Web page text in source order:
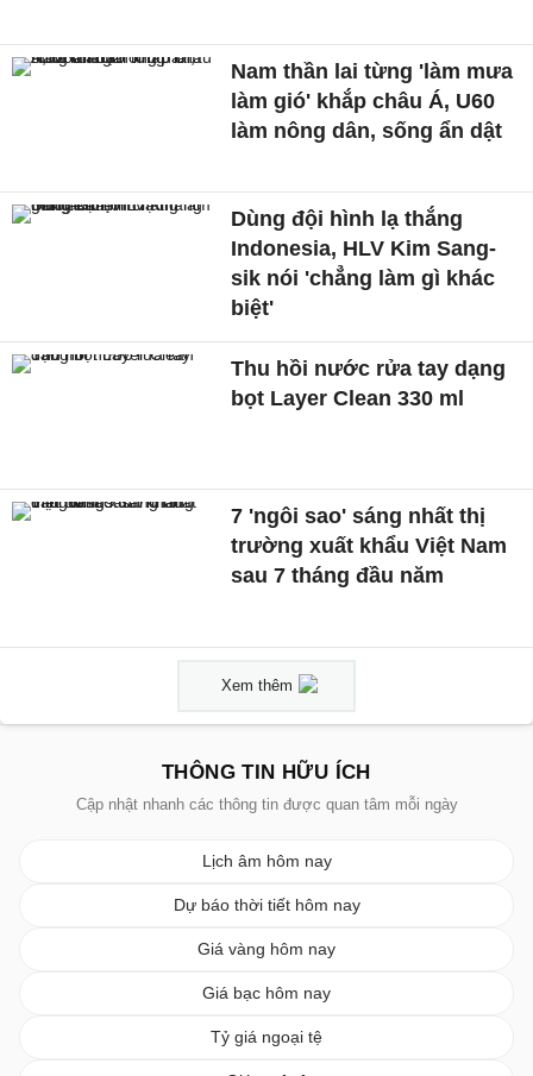
Nam thần lai từng 'làm mưa
làm gió' khắp châu Á, U60
làm nông dân, sống ẩn dật
Dùng đội hình lạ thắng
Indonesia, HLV Kim Sang-
sik nói 'chẳng làm gì khác
biệt'
Thu hồi nước rửa tay dạng
bọt Layer Clean 330 ml
7 'ngôi sao' sáng nhất thị
trường xuất khẩu Việt Nam
sau 7 tháng đầu năm
Xem thêm
THÔNG TIN HỮU ÍCH
Cập nhật nhanh các thông tin được quan tâm mỗi ngày
Lịch âm hôm nay
Dự báo thời tiết hôm nay
Giá vàng hôm nay
Giá bạc hôm nay
Tỷ giá ngoại tệ